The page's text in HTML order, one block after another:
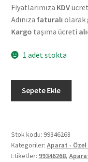
Fiyatlarımıza KDV
Adınıza faturalı olarak
Kargo taşıma ücreti
1 adet stokta
F1C
Ön
Krank
Sepete Ekle
Stok kodu: 99346268
Kategoriler: Aparat - Özel
Etiketler: 99346268,